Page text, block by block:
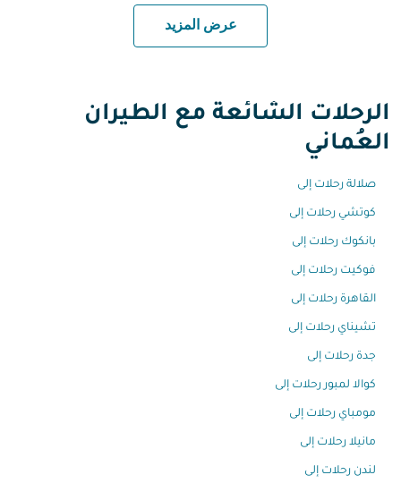
عرض المزيد
الرحلات الشائعة مع الطيران
العُماني
صلالة رحلات إلى
كوتشي رحلات إلى
بانكوك رحلات إلى
فوكيت رحلات إلى
القاهرة رحلات إلى
تشيناي رحلات إلى
جدة رحلات إلى
كوالا لمبور رحلات إلى
مومباي رحلات إلى
مانيلا رحلات إلى
لندن رحلات إلى